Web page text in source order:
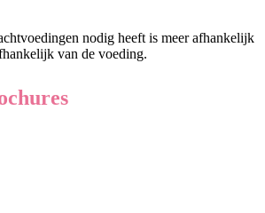
nodig heeft is meer afhankelijk
van de voeding.